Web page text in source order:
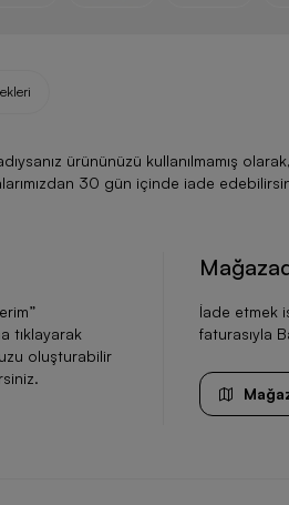
ürününüzü kullanılmamış
30 gün içinde iade
”
tıklayarak
oluşturabilir
İade etmek
faturasıyla